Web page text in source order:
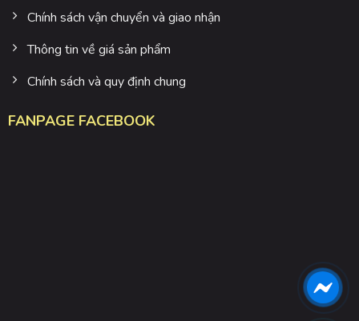
Chính sách vận chuyển và giao nhận
Thông tin về giá sản phẩm
Chính sách và quy định chung
FANPAGE FACEBOOK